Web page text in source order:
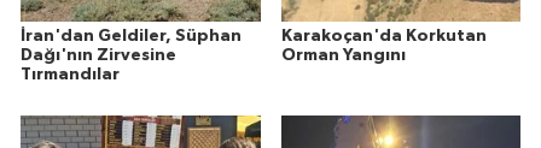
İran'dan Geldiler, Süphan
Dağı'nın Zirvesine
Tırmandılar
Karakoçan'da Korkutan
Orman Yangını